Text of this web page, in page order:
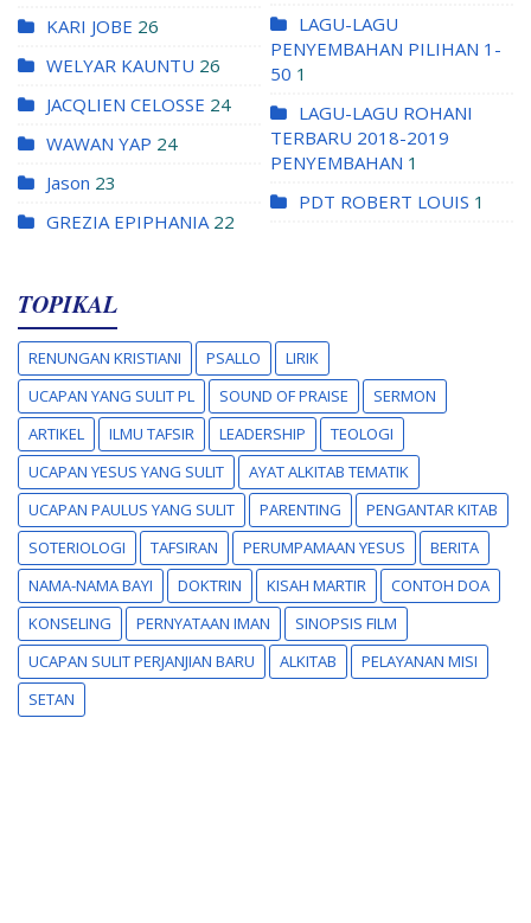
KARI JOBE 26
WELYAR KAUNTU 26
JACQLIEN CELOSSE 24
WAWAN YAP 24
Jason 23
GREZIA EPIPHANIA 22
LAGU-LAGU
PENYEMBAHAN PILIHAN 1-
50 1
LAGU-LAGU ROHANI
TERBARU 2018-2019
PENYEMBAHAN 1
PDT ROBERT LOUIS 1
TOPIKAL
RENUNGAN KRISTIANI PSALLO
LIRIK
UCAPAN YANG SULIT PL
SOUND OF PRAISE
SERMON
ARTIKEL
ILMU TAFSIR LEADERSHIP
TEOLOGI
UCAPAN YESUS YANG SULIT
AYAT ALKITAB TEMATIK
UCAPAN PAULUS YANG SULIT
PARENTING
PENGANTAR KITAB
SOTERIOLOGI
TAFSIRAN PERUMPAMAAN YESUS
BERITA
NAMA-NAMA BAYI
DOKTRIN KISAH MARTIR
CONTOH DOA
KONSELING
PERNYATAAN IMAN
SINOPSIS FILM
UCAPAN SULIT PERJANJIAN BARU
ALKITAB
PELAYANAN MISI
SETAN